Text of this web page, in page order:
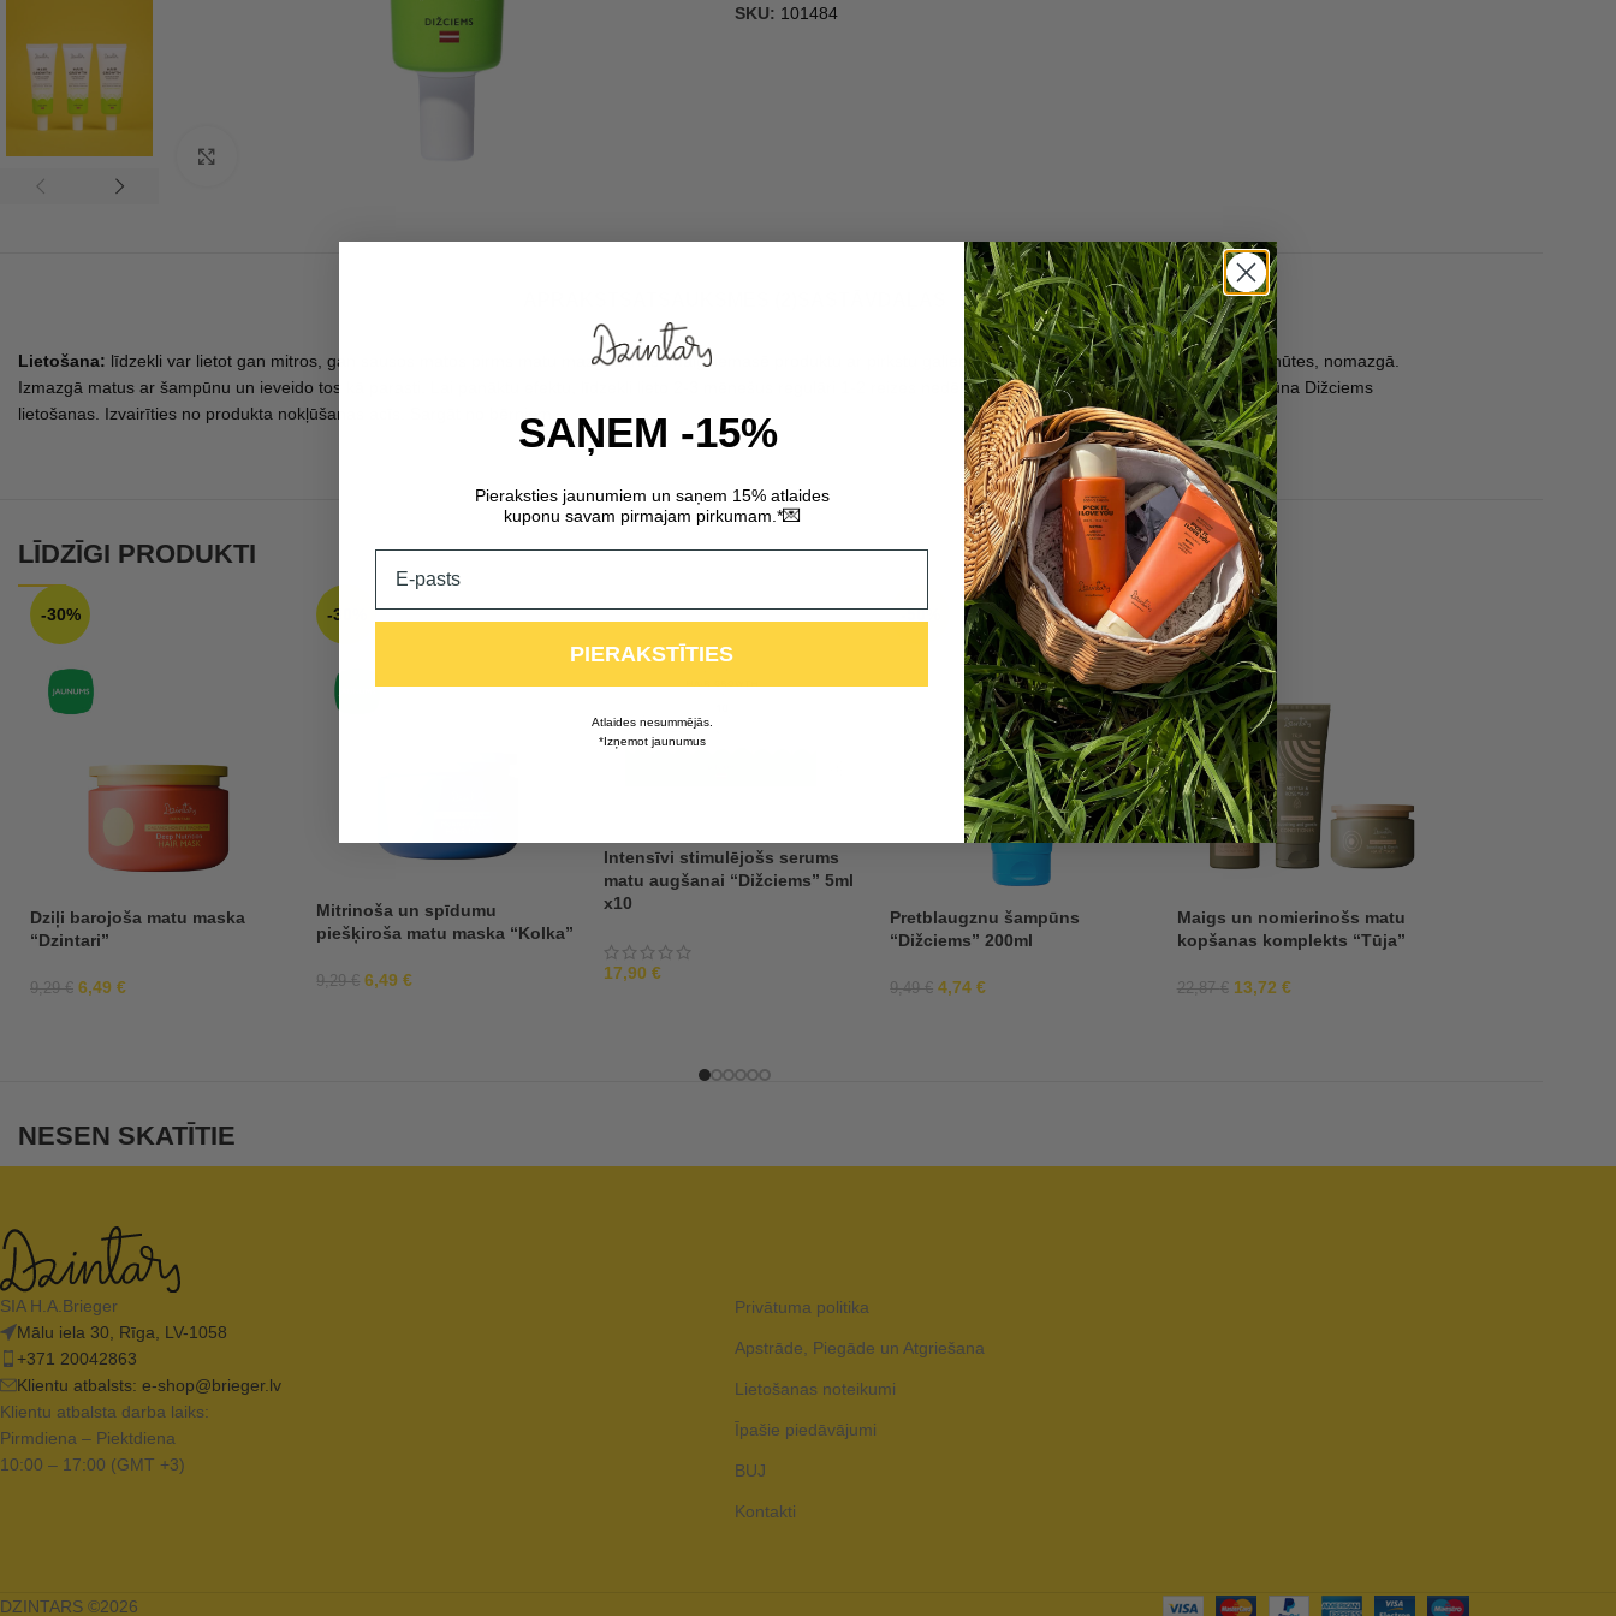
SKU: 101484
Lietošana: līdzekli var lietot gan mitros, gan sausos matos pirms matu mazgāšanas. Maigi iemasē produktu ar pirkstu galiem galvas ādā un atstāj iedarboties 2-5 minūtes, nomazgā.
Izmazgā matus ar šampūnu un ieveido tos kā parasti. Lai panāktu efektu, līdzekli lieto 2-3 mēnešus regulāri 1-2 reizes nedēļā pirms matu augšanu stimulējoša šampūna Dižciems
lietošanas. Izvairīties no produkta nokļūšanas acīs. Sargāt no bērniem.
LĪDZĪGI PRODUKTI
-30%
Dziļi barojoša matu maska
“Dzintari”
9,29€ 6,49 €
-30%
Mitrinoša un spīdumu
piešķiroša matu maska “Kolka”
9,29€ 6,49€
Intensīvi stimulējošs serums
matu augšanai “Dižciems” 5ml
x10
17,90 €
-50%
Pretblaugznu šampūns
“Dižciems” 200ml
9,49€ 4,74€
-40%
Maigs un nomierinošs matu
kopšanas komplekts “Tūja”
22,87€ 13,72 €
NESEN SKATĪTIE
SIA H.A.Brieger
Mālu iela 30, Rīga, LV-1058
+371 20042863
Klientu atbalsts: e-shop@brieger.lv
Klientu atbalsta darba laiks:
Pirmdiena – Piektdiena
10:00 – 17:00 (GMT +3)
Privātuma politika
Apstrāde, Piegāde un Atgriešana
Lietošanas noteikumi
Īpašie piedāvājumi
BUJ
Kontakti
DZINTARS ©2026
SAŅEM -15%
Pieraksties jaunumiem un saņem 15% atlaides
kuponu savam pirmajam pirkumam.*💌
PIERAKSTĪTIES
Atlaides nesummējās.
*Izņemot jaunumus